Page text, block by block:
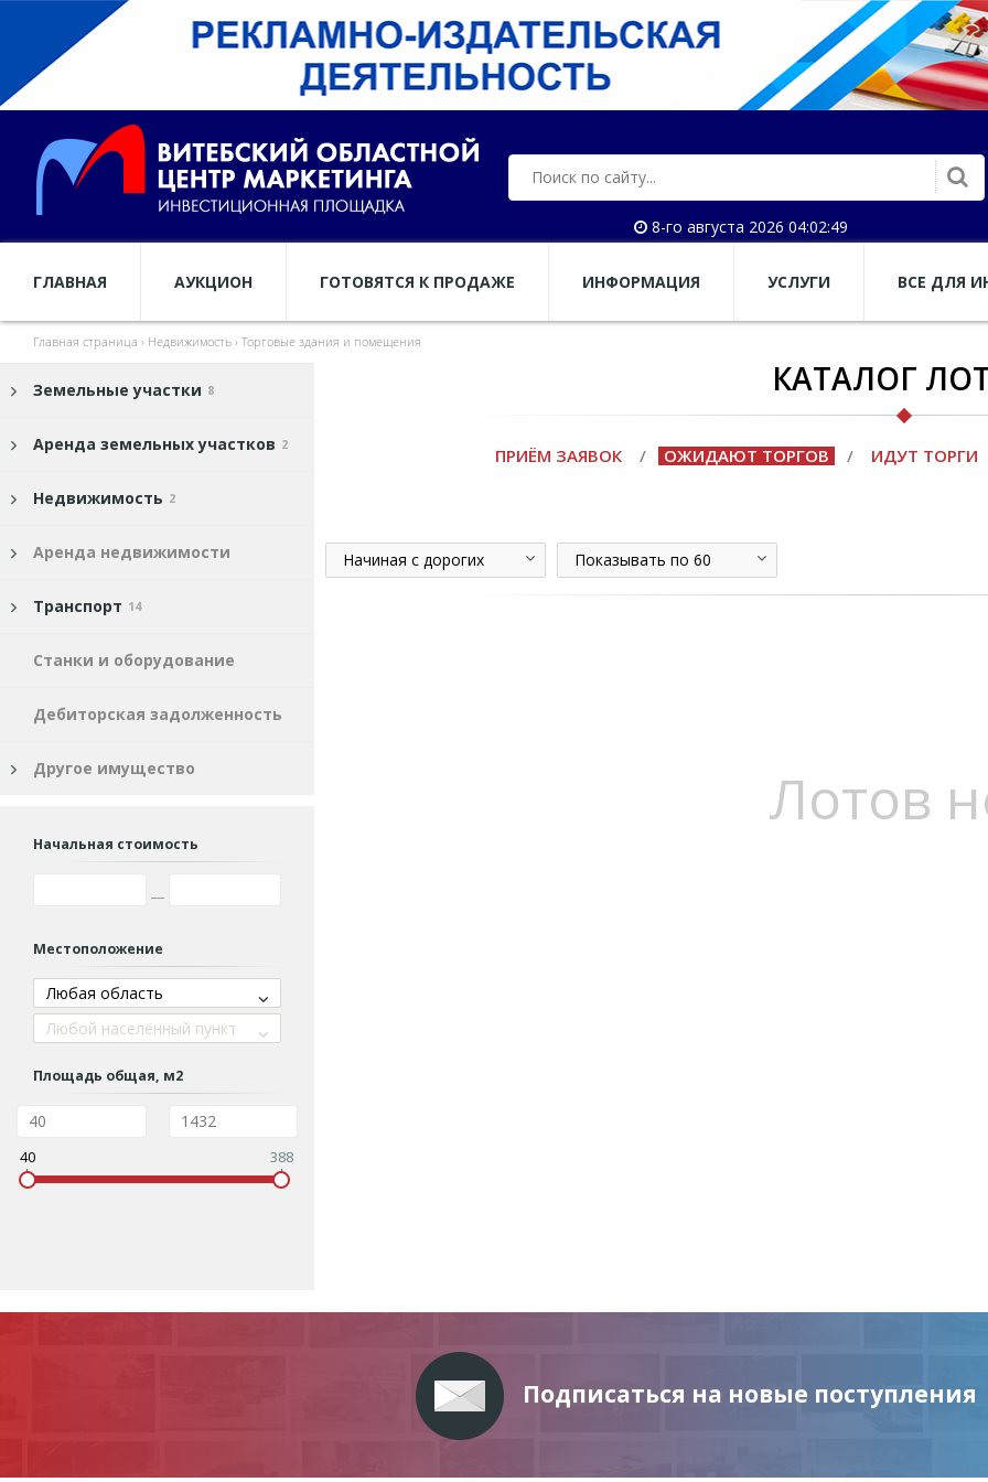
8-го августа 2026 04:02:49
ГЛАВНАЯ АУКЦИОН ГОТОВЯТСЯ К ПРОДАЖЕ ИНФОРМАЦИЯ УСЛУГИ ВСЕ ДЛЯ
Главная страница › Недвижимость › Торговые здания и помещения
Земельные участки 8
Аренда земельных участков 2
Недвижимость 2
Аренда недвижимости
Транспорт 14
Станки и оборудование
Дебиторская задолженность
Другое имущество
Начальная стоимость
Местоположение
Любая область
Любой населённый пункт
Площадь общая, м2
40 388
КАТАЛОГ
ПРИЁМ ЗАЯВОК / ОЖИДАЮТ ТОРГОВ / ИДУТ ТОРГИ
Начиная с дорогих Показывать по 60
Лотов
Подписаться на новые поступления